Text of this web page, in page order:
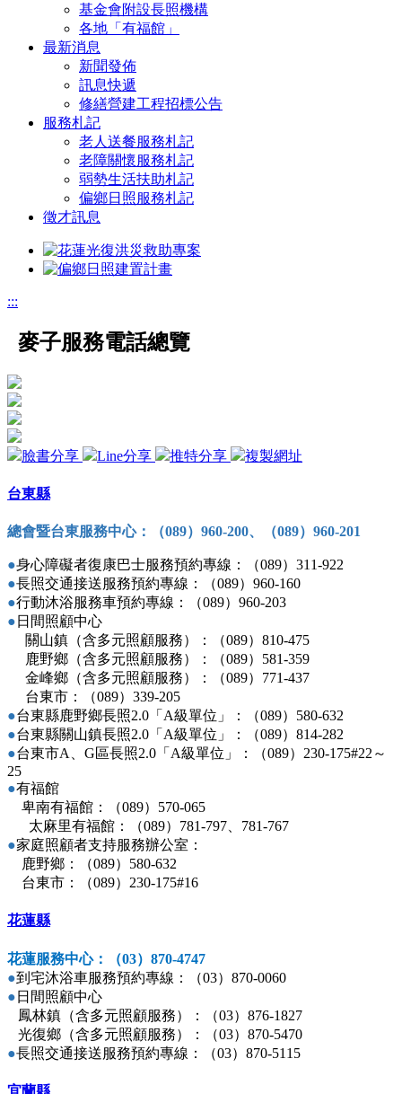
基金會附設長照機構
各地「有福館」
最新消息
新聞發佈
訊息快遞
修繕營建工程招標公告
服務札記
老人送餐服務札記
老障關懷服務札記
弱勢生活扶助札記
偏鄉日照服務札記
徵才訊息
:::
麥子服務電話總覽
臉書分享 Line分享 推特分享 複製網址
台東縣
總會暨台東服務中心：（089） 960-200、（089）960-201
●身心障礙者復康巴士服務預約專線：（089）311-922
●長照交通接送服務預約專線：（089）960-160
●行動沐浴服務車預約專線：（089）960-203
● 日間照顧中心
關山鎮（含多元照顧服務）：（089）810-475
鹿野鄉（含多元照顧服務）：（089）581-359
金峰鄉（含多元照顧服務）：（089）771-437
台東市：（089）339-205
●台東縣鹿野鄉長照2.0「A級單位」：（089）580-632
●台東縣關山鎮長照2.0「A級單位」：（089）814-282
●台東市A、G區長照2.0「A級單位」：（089）230-175#22～
25
●有福館
卑南有福館：（089）570-065
太麻里有福館：（089）781-797、781-767
●家庭照顧者支持服務辦公室：
鹿野鄉：（089）580-632
台東市：（089）230-175#16
花蓮縣
花蓮服務中心：（03）870-4747
●到宅沐浴車服務預約專線：（03）870-0060
● 日間照顧中心
鳳林鎮（含多元照顧服務）：（03）876-1827
光復鄉（含多元照顧服務）：（03）870-5470
●長照交通接送服務預約專線：（03）870-5115
宜蘭縣